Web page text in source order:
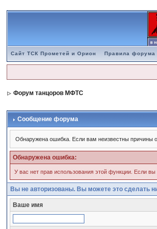
Сайт ТСК Прометей и Орион Правила
Форум танцоров МФТС
Сообщение форума
Обнаружена ошибка. Если вам неизвестны причины
Обнаружена ошибка:
У вас нет прав использования этой функции. Если
Вы не авторизованы. Вы можете это сделать
Ваше имя